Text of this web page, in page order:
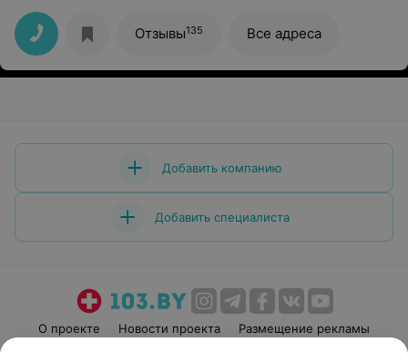
Отзывы135 Все адреса
Добавить компанию
Добавить специалиста
О проекте Новости проекта
Размещение рекламы